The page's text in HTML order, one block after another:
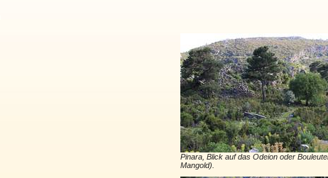
Pinara, Blick auf das Odeion oder
Mangold).